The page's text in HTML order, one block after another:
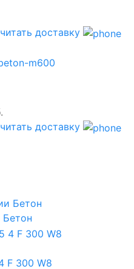
доставку
m600
доставку
Бетон
F 300 W8